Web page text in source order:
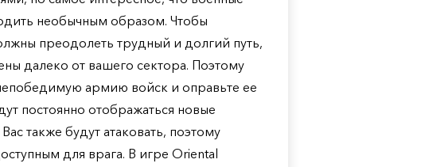
необычным образом. Чтобы
преодолеть трудный и долгий путь,
далеко от вашего сектора. Поэтому
армию войск и оправьте ее
постоянно отображаться новые
также будут атаковать, поэтому
для врага. В игре Oriental